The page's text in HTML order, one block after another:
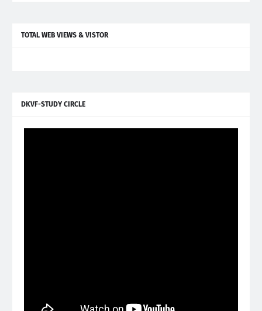
TOTAL WEB VIEWS & VISTOR
DKVF-STUDY CIRCLE